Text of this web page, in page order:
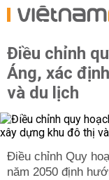
Điều chỉnh
Áng, xác
và du lịch
Điều chỉnh Quy
năm 2050 định